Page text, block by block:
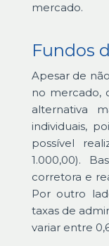
mercado.
Fundos
Apesar de
no mercado,
alternativa
individuais,
possível
1.000,00).
corretora e
Por outro
taxas de
variar entre